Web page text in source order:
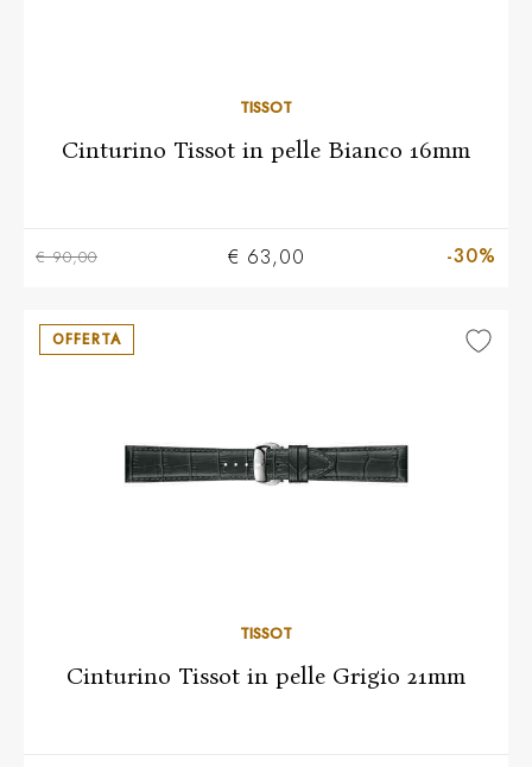
TISSOT
Cinturino Tissot in pelle Bianco 16mm
€ 90,00 € 63,00 -30%
OFFERTA
TISSOT
Cinturino Tissot in pelle Grigio 21mm